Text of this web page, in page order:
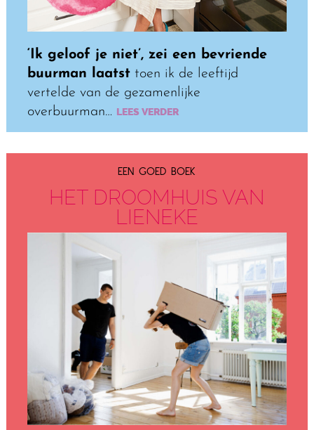
‘Ik geloof je niet’, zei een bevriende
buurman laatsttoen ik de leeftijd
vertelde van de gezamenlijke
overbuurman… LEES VERDER
EEN GOED BOEK
HET DROOMHUIS VAN
LIENEKE